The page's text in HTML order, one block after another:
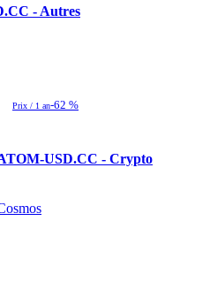
- Autres
Prix / 1 an-62 %
USD.CC - Crypto